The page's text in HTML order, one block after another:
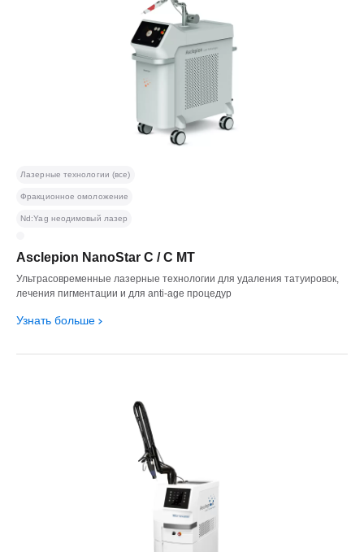
Asclepion NanoStar C / С MT
Ультрасовременные лазерные технологии для удаления татуировок,
лечения пигментации и для anti-age процедур
Узнать больше
Лазерные технологии (все)
Фракционное омоложение
Nd:Yag неодимовый лазер